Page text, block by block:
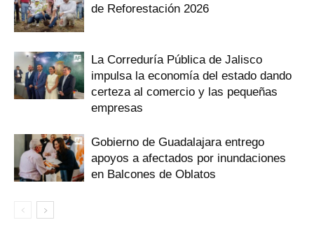
de Reforestación 2026
La Correduría Pública de Jalisco
impulsa la economía del estado dando
certeza al comercio y las pequeñas
empresas
Gobierno de Guadalajara entrego
apoyos a afectados por inundaciones
en Balcones de Oblatos